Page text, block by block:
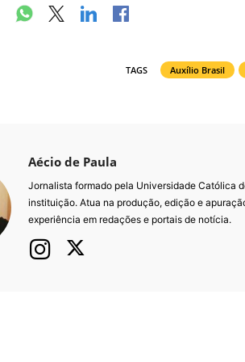
TAGS Auxílio Brasil
Aécio de Paula
Jornalista formado pela Universidade Católica
instituição. Atua na produção, edição e
experiência em redações e portais de notícia.